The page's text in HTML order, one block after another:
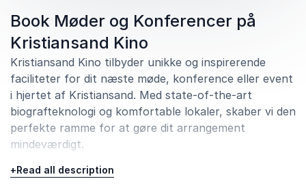
Book Møder og Konferencer på
Kristiansand Kino
Kristiansand Kino tilbyder unikke og inspirerende
faciliteter for dit næste møde, konference eller event
i hjertet af Kristiansand. Med state-of-the-art
biografteknologi og komfortable lokaler, skaber vi den
perfekte ramme for at gøre dit arrangement
mindeværdigt.
Enestående Oplevelser i Biografens
+Read all description